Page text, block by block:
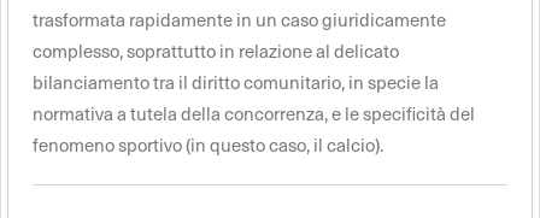
trasformata rapidamente in un caso giuridicamente
complesso, soprattutto in relazione al delicato
bilanciamento tra il diritto comunitario, in specie la
normativa a tutela della concorrenza, e le specificità del
fenomeno sportivo (in questo caso, il calcio).